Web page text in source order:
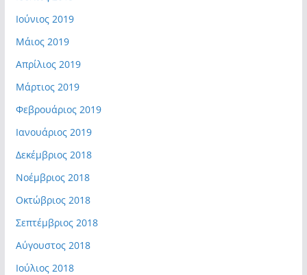
Ιούνιος 2019
Μάιος 2019
Απρίλιος 2019
Μάρτιος 2019
Φεβρουάριος 2019
Ιανουάριος 2019
Δεκέμβριος 2018
Νοέμβριος 2018
Οκτώβριος 2018
Σεπτέμβριος 2018
Αύγουστος 2018
Ιούλιος 2018